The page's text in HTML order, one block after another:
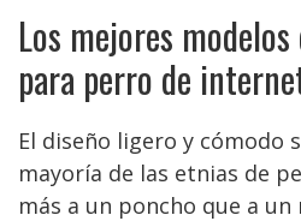
Los mejores
para perro de
El diseño ligero y cómodo
mayoría de las etnias de
más a un poncho que a un